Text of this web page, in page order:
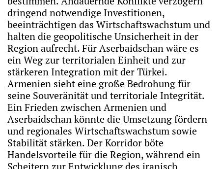
dringend notwendige Investitionen,
beeinträchtigen das Wirtschaftswachstum und
halten die geopolitische Unsicherheit in der
Region aufrecht. Für Aserbaidschan wäre es
ein Weg zur territorialen Einheit und zur
stärkeren Integration mit der Türkei.
Armenien sieht eine große Bedrohung für
seine Souveränität und territoriale Integrität.
Ein Frieden zwischen Armenien und
Aserbaidschan könnte die Umsetzung fördern
und regionales Wirtschaftswachstum sowie
Stabilität stärken. Der Korridor böte
Handelsvorteile für die Region, während ein
Scheitern zur Entwicklung des iranisch